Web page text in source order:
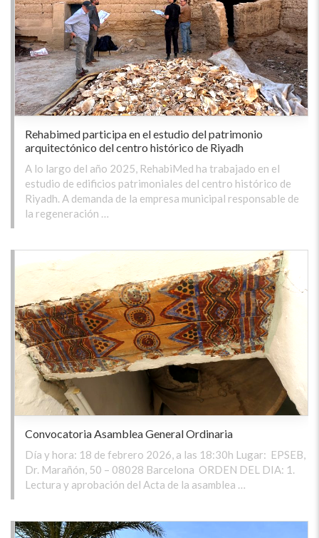
Rehabimed participa en el estudio del patrimonio
arquitectónico del centro histórico de Riyadh
A lo largo del año 2025, RehabiMed ha trabajado en el
estudio de edificios patrimoniales del centro histórico de
Riyadh. A demanda de la empresa municipal responsable de
la regeneración …
Convocatoria Asamblea General Ordinaria
Día y hora: 18 de febrero 2026, a las 18:30h Lugar: EPSEB,
Dr. Marañón, 50 – 08028 Barcelona ORDEN DEL DIA: 1.
Lectura y aprobación del Acta de la asamblea …